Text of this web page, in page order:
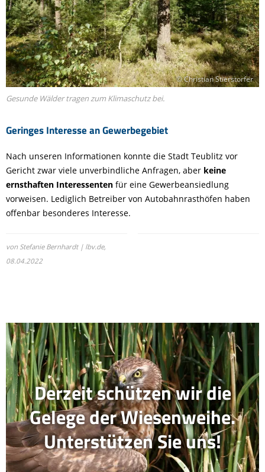
Geringes Interesse an Gewerbegebiet
© Christian Stierstorfer
Gesunde Wälder tragen zum Klimaschutz bei.
Nach unseren Informationen konnte die Stadt Teublitz vor
Gericht zwar viele unverbindliche Anfragen, aber keine
ernsthaften Interessenten für eine Gewerbeansiedlung
vorweisen. Lediglich Betreiber von Autobahnrasthöfen haben
offenbar besonderes Interesse.
von Stefanie Bernhardt | lbv.de,
08.04.2022
Derzeit schützen wir die
Gelege der Wiesenweihe.
Unterstützen Sie uns!